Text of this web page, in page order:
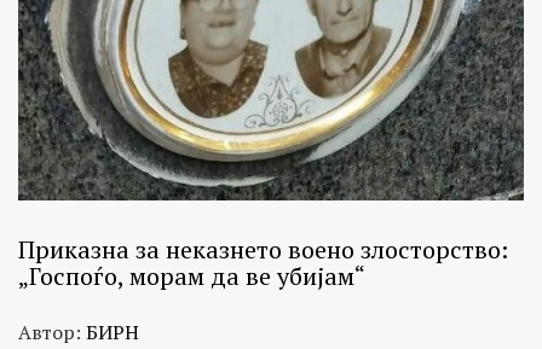
Приказна за неказнето воено злосторство:
„Госпоѓо, морам да ве убијам“
Автор: БИРН